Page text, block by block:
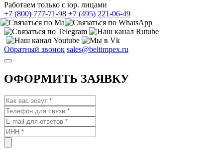
Работаем только с юр. лицами
+7 (800) 777-71-98 +7 (495) 221-06-49
Обратный звонок sales@beltimpex.ru
ОФОРМИТЬ ЗАЯВКУ